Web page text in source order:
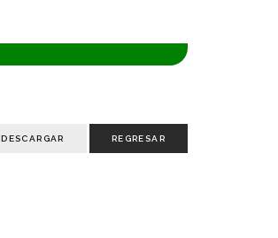
DESCARGAR REGRESAR